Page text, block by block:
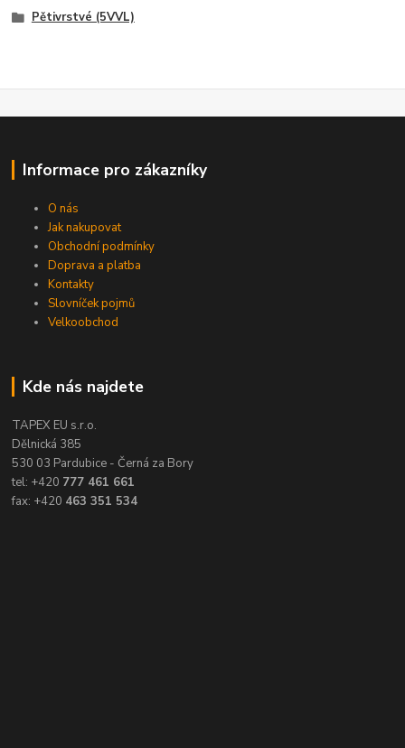
Pětivrstvé (5VVL)
Informace pro zákazníky
O nás
Jak nakupovat
Obchodní podmínky
Doprava a platba
Kontakty
Slovníček pojmů
Velkoobchod
Kde nás najdete
TAPEX EU s.r.o.
Dělnická 385
530 03 Pardubice - Černá za Bory
tel: +420 777 461 661
fax: +420 463 351 534